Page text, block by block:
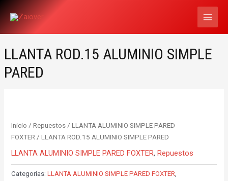
LLANTA ROD.15 ALUMINIO SIMPLE
PARED
Inicio /Repuestos /LLANTA ALUMINIO SIMPLE PARED
FOXTER / LLANTA ROD.15 ALUMINIO SIMPLE PARED
LLANTA ALUMINIO SIMPLE PARED FOXTER,Repuestos
Categorías:LLANTA ALUMINIO SIMPLE PARED FOXTER,